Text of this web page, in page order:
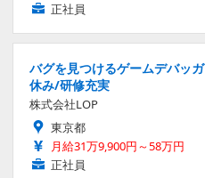
正社員
バグを見つけるゲームデバッ
休み/研修充実
株式会社LOP
東京都
月給31万9,900円～58万円
正社員